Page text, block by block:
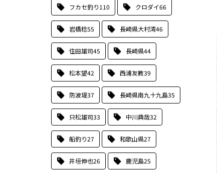
フカセ釣り110 クロダイ66
岩橋稔55 長崎県大村湾46
住田雄司45 長崎県44
松本望42 西浦友教39
防波堤37 長崎県南九十九島35
只松雄司33 中川典哉32
船釣り27 和歌山県27
井垣伸也26 鹿児島25